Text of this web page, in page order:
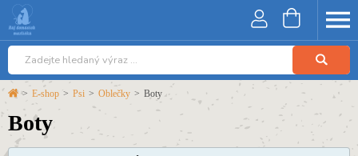
> E-shop > Psi > Oblečky > Boty
Boty